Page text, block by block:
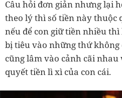
Câu hỏi đơn giản nhưng lại
theo lý thì số tiền này thuộc
nếu để con giữ tiền nhiều
bị tiêu vào những thứ
cũng lâm vào cảnh cãi
quyết tiền lì xì của con cái.